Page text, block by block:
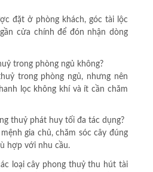
đặt ở phòng khách, góc tài lộc
cửa chính để đón nhận dòng
trong phòng ngủ không?
trong phòng ngủ, nhưng nên
lọc không khí và ít cần chăm
thuỷ phát huy tối đa tác dụng?
gia chủ, chăm sóc cây đúng
hợp với nhu cầu.
loại cây phong thuỷ thu hút tài